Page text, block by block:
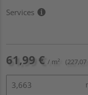
Services
61,99 € / m²